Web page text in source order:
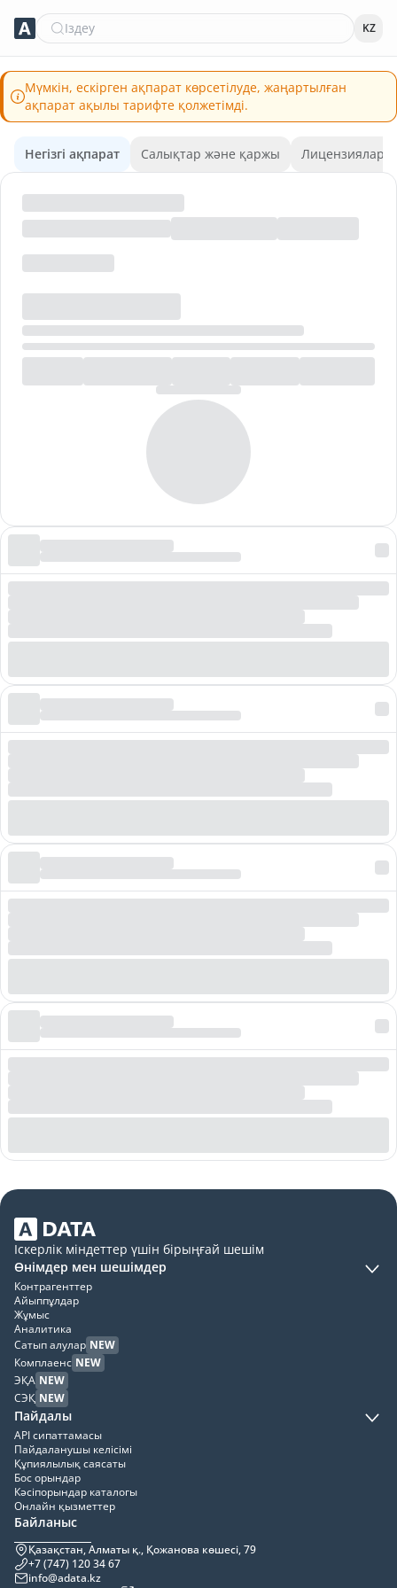
Іздеу KZ
Мүмкін, ескірген ақпарат көрсетілуде, жаңартылған
ақпарат ақылы тарифте қолжетімді.
Негізгі ақпарат Салықтар және қаржы Лицензиялар
Іскерлік міндеттер үшін бірыңғай шешім
Өнімдер мен шешімдер
Контрагенттер
Айыппұлдар
Жұмыс
Аналитика
Сатып алулар NEW
Комплаенс NEW
ЭҚА NEW
СЭҚ NEW
Пайдалы
API сипаттамасы
Пайдаланушы келісімі
Құпиялылық саясаты
Бос орындар
Кәсіпорындар каталогы
Онлайн қызметтер
Байланыс
Қазақстан, Алматы қ., Қожанова көшесі, 79
+7 (747) 120 34 67
info@adata.kz